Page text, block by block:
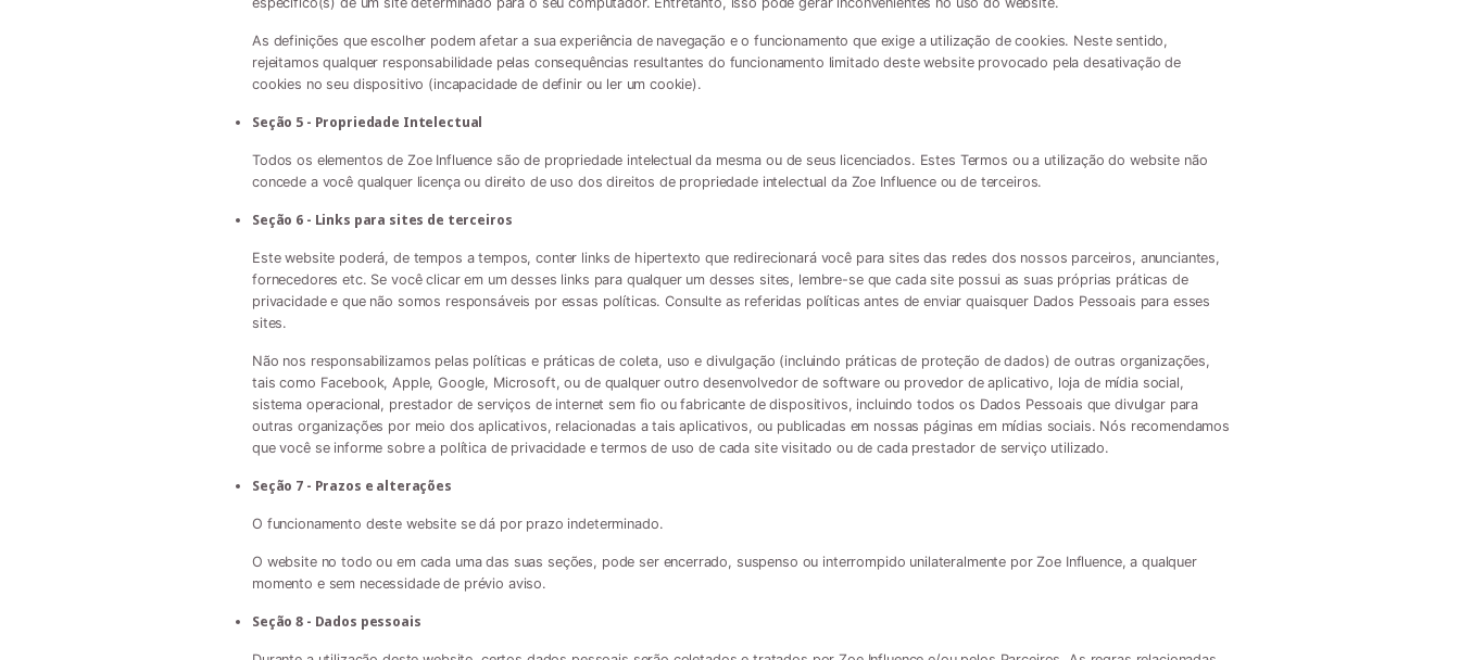
As definições que escolher podem afetar a sua experiência de navegação e o funcionamento que exige a utilização de cookies. Neste sentido,
rejeitamos qualquer responsabilidade pelas consequências resultantes do funcionamento limitado deste website provocado pela desativação de
cookies no seu dispositivo (incapacidade de definir ou ler um cookie).
Seção 5 - Propriedade Intelectual
Todos os elementos de Zoe Influence são de propriedade intelectual da mesma ou de seus licenciados. Estes Termos ou a utilização do website não
concede a você qualquer licença ou direito de uso dos direitos de propriedade intelectual da Zoe Influence ou de terceiros.
Seção 6 - Links para sites de terceiros
Este website poderá, de tempos a tempos, conter links de hipertexto que redirecionará você para sites das redes dos nossos parceiros, anunciantes,
fornecedores etc. Se você clicar em um desses links para qualquer um desses sites, lembre-se que cada site possui as suas próprias práticas de
privacidade e que não somos responsáveis por essas políticas. Consulte as referidas políticas antes de enviar quaisquer Dados Pessoais para esses
sites.
Não nos responsabilizamos pelas políticas e práticas de coleta, uso e divulgação (incluindo práticas de proteção de dados) de outras organizações,
tais como Facebook, Apple, Google, Microsoft, ou de qualquer outro desenvolvedor de software ou provedor de aplicativo, loja de mídia social,
sistema operacional, prestador de serviços de internet sem fio ou fabricante de dispositivos, incluindo todos os Dados Pessoais que divulgar para
outras organizações por meio dos aplicativos, relacionadas a tais aplicativos, ou publicadas em nossas páginas em mídias sociais. Nós recomendamos
que você se informe sobre a política de privacidade e termos de uso de cada site visitado ou de cada prestador de serviço utilizado.
Seção 7 - Prazos e alterações
O funcionamento deste website se dá por prazo indeterminado.
O website no todo ou em cada uma das suas seções, pode ser encerrado, suspenso ou interrompido unilateralmente por Zoe Influence, a qualquer
momento e sem necessidade de prévio aviso.
Seção 8 - Dados pessoais